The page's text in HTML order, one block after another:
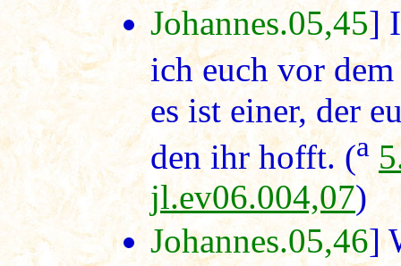
Johannes.05,45]
ich euch vor
es ist einer, der
den ihr hofft. (a
jl.ev06.004,07)
Johannes.05,46]